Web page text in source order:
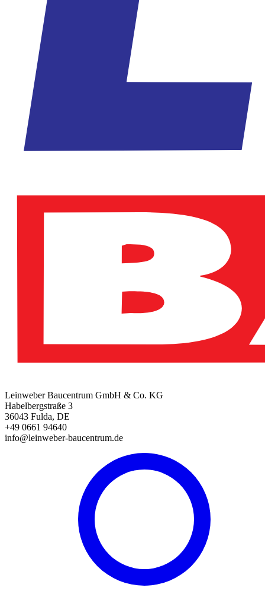
Leinweber Baucentrum GmbH & Co. KG
Habelbergstraße 3
36043 Fulda, DE
+49 0661 94640
info@leinweber-baucentrum.de